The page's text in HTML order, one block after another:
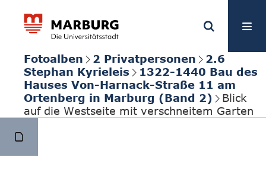
Fotoalben 2 Privatpersonen
2.6
Stephan Kyrieleis
1322-1440 Bau des
Hauses Von-Harnack-Straße 11 am
Ortenberg in Marburg (Band 2)
Blick
auf die Westseite mit verschneitem Garten